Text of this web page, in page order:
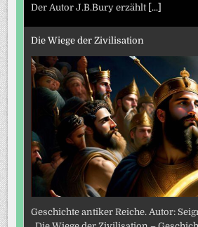
Der Autor J.B.Bury erzählt [...]
Die Wiege der Zivilisation
Geschichte antiker Reiche. Autor: